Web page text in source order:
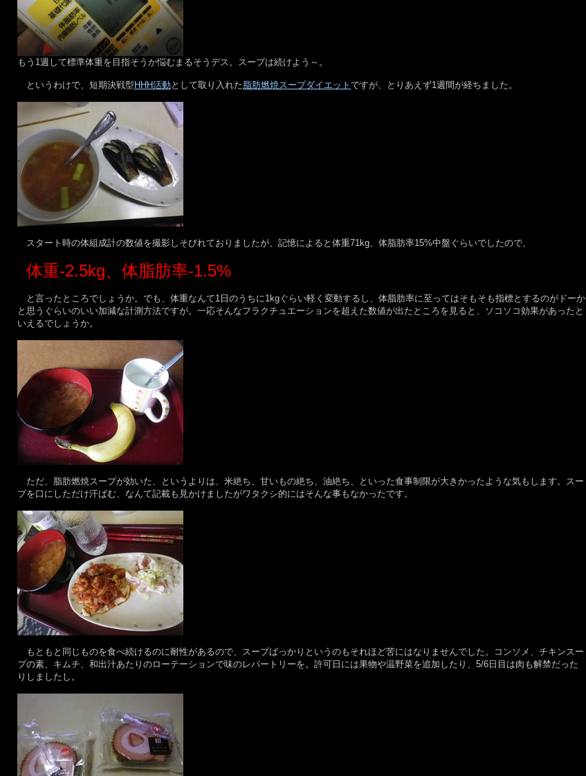
もう1週して標準体重を目指そうか悩むまるそうデス。スープは続けよう～。
というわけで、短期決戦型 HHH活動として取り入れた脂肪燃焼スープダイエット ですが、とりあえず1週間が経ちました。
スタート時の体組成計の数値を撮影しそびれておりましたが、記憶によると体重71kg、体脂肪率15%中盤ぐらいでしたので、
体重-2.5kg、体脂肪率-1.5%
と言ったところでしょうか。でも、体重なんて1日のうちに1kgぐらい軽く変動するし、体脂肪率に至ってはそもそも指標とするのがドーか
と思うぐらいのいい加減な計測方法ですが。一応そんなフラクチュエーションを超えた数値が出たところを見ると、ソコソコ効果があったと
いえるでしょうか。
ただ、脂肪燃焼スープが効いた、というよりは、米絶ち、甘いもの絶ち、油絶ち、といった食事制限が大きかったような気もします。スー
プを口にしただけ汗ばむ、なんて記載も見かけましたがワタクシ的にはそんな事もなかったです。
もともと同じものを食べ続けるのに耐性があるので、スープばっかりというのもそれほど苦にはなりませんでした。コンソメ、チキンスー
プの素、キムチ、和出汁あたりのローテーションで味のレパートリーを。許可日には果物や温野菜を追加したり、5/6日目は肉も解禁だった
りしましたし。